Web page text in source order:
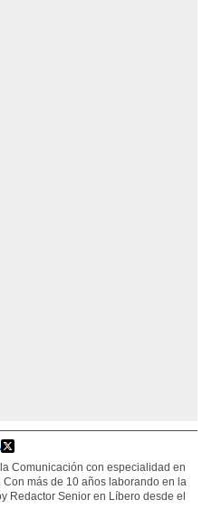
Comunicación con especialidad en
más de 10 años laborando en la
Redactor Senior en Líbero desde el